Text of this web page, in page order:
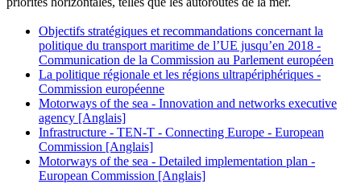
Objectifs stratégiques et recommandations concernant la
politique du transport maritime de l’UE jusqu’en 2018 -
Communication de la Commission au Parlement européen
La politique régionale et les régions ultrapériphériques -
Commission européenne
Motorways of the sea - Innovation and networks executive
agency [Anglais]
Infrastructure - TEN-T - Connecting Europe - European
Commission [Anglais]
Motorways of the sea - Detailed implementation plan -
European Commission [Anglais]